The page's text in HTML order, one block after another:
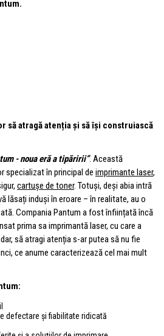
să atragă atenția și să își construiască
- noua eră a tipăririi”. Această
specializat în principal de imprimante laser,
cartușe de toner. Totuși, deși abia intră
lăsați induși în eroare – în realitate, au o
Compania Pantum a fost înființată încă
prima sa imprimantă laser, cu care a
să atragi atenția s-ar putea să nu fie
ce anume caracterizează cel mai mult
defectare și fiabilitate ridicată